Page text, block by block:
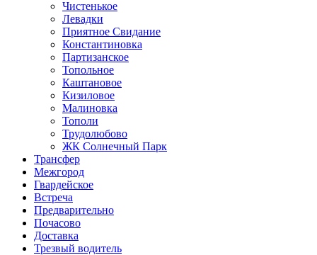
Чистенькое
Левадки
Приятное Свидание
Константиновка
Партизанское
Топольное
Каштановое
Кизиловое
Малиновка
Тополи
Трудолюбово
ЖК Солнечный Парк
Трансфер
Межгород
Гвардейское
Встреча
Предварительно
Почасово
Доставка
Трезвый водитель